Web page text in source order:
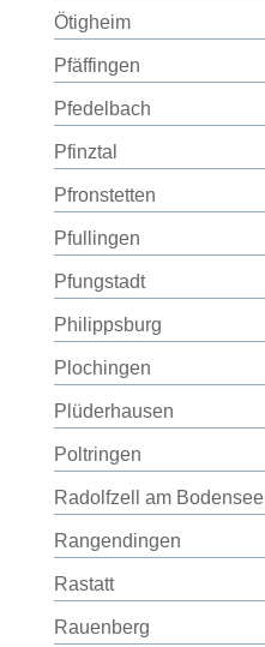
Ötigheim
Pfäffingen
Pfedelbach
Pfinztal
Pfronstetten
Pfullingen
Pfungstadt
Philippsburg
Plochingen
Plüderhausen
Poltringen
Radolfzell am Bodensee
Rangendingen
Rastatt
Rauenberg